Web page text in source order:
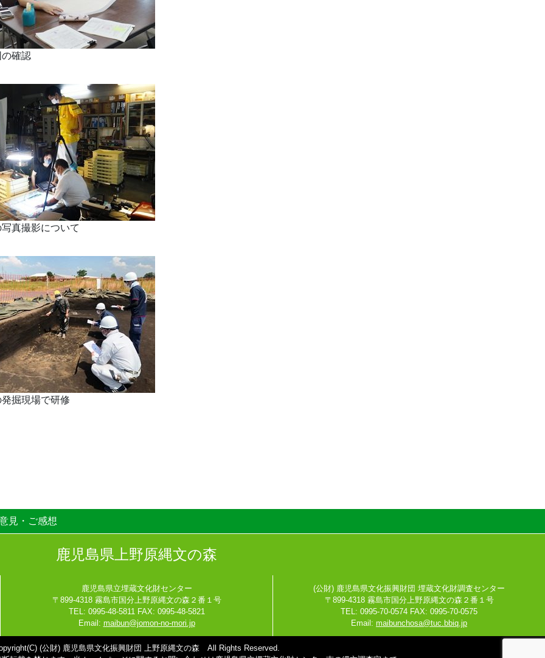
確認
真撮影について
掘現場で研修
見・ご感想
鹿児島県上野原縄文の森
鹿児島県立埋蔵文化財センター
〒899-4318 霧島市国分上野原縄文の森２番１号
TEL: 0995-48-5811 FAX: 0995-48-5821
Email: maibun@jomon-no-mori.jp
(公財) 鹿児島県文化振興財団 埋蔵文化財調査センター
〒899-4318 霧島市国分上野原縄文の森２番１号
TEL: 0995-70-0574 FAX: 0995-70-0575
Email: maibunchosa@tuc.bbiq.jp
(公財) 鹿児島県文化振興財団 上野原縄文の森 All Rights Reserved.